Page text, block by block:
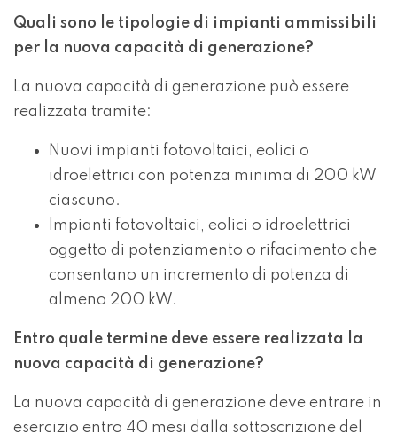
Quali sono le tipologie di impianti ammissibili
per la nuova capacità di generazione?
La nuova capacità di generazione può essere
realizzata tramite:
Nuovi impianti fotovoltaici, eolici o
idroelettrici con potenza minima di 200 kW
ciascuno.
Impianti fotovoltaici, eolici o idroelettrici
oggetto di potenziamento o rifacimento che
consentano un incremento di potenza di
almeno 200 kW.
Entro quale termine deve essere realizzata la
nuova capacità di generazione?
La nuova capacità di generazione deve entrare in
esercizio entro 40 mesi dalla sottoscrizione del